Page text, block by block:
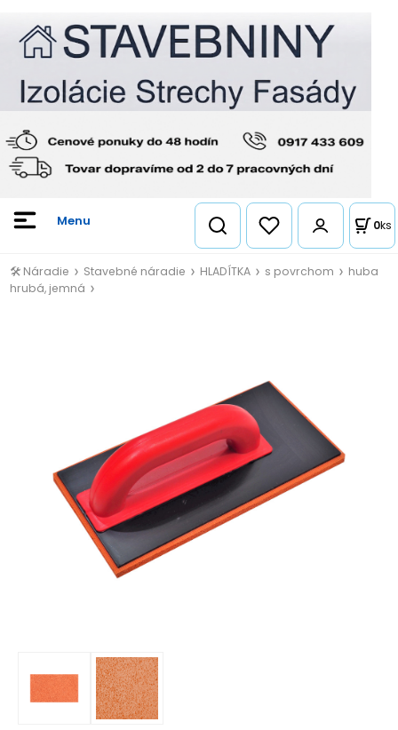
0ks
🛠️ Náradie Stavebné náradie HLADÍTKA s povrchom
huba
hrubá, jemná